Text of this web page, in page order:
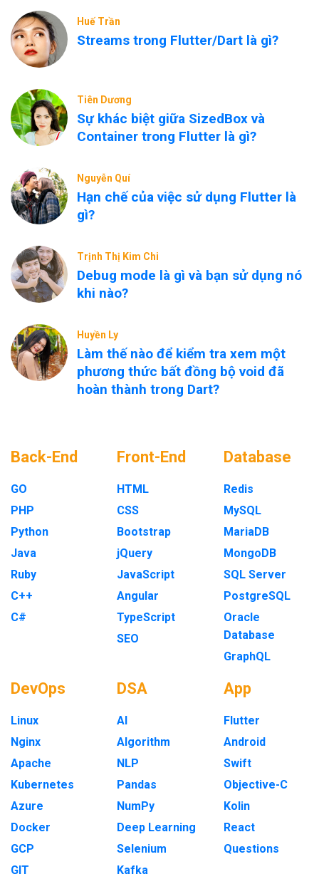
Huế Trần
Streams trong Flutter/Dart là gì?
Tiên Dương
Sự khác biệt giữa SizedBox và
Container trong Flutter là gì?
Nguyễn Quí
Hạn chế của việc sử dụng Flutter là
gì?
Trịnh Thị Kim Chi
Debug mode là gì và bạn sử dụng nó
khi nào?
Huyền Ly
Làm thế nào để kiểm tra xem một
phương thức bất đồng bộ void đã
hoàn thành trong Dart?
Back-End
GO
PHP
Python
Java
Ruby
C++
C#
Front-End
HTML
CSS
Bootstrap
jQuery
JavaScript
Angular
TypeScript
SEO
Database
Redis
MySQL
MariaDB
MongoDB
SQL Server
PostgreSQL
Oracle
Database
GraphQL
DevOps
Linux
Nginx
Apache
Kubernetes
Azure
Docker
GCP
GIT
DSA
AI
Algorithm
NLP
Pandas
NumPy
Deep Learning
Selenium
Kafka
App
Flutter
Android
Swift
Objective-C
Kolin
React
Questions